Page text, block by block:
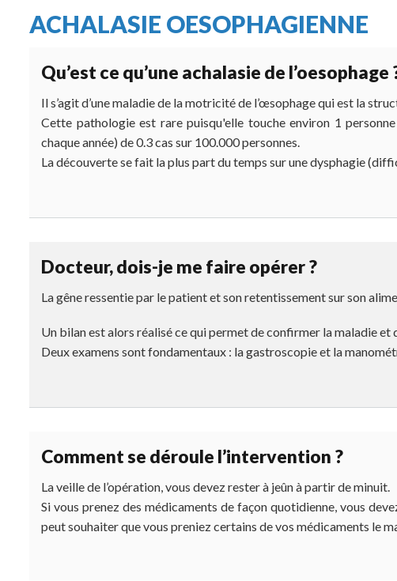
d'Ariane
ACHALASIE OESOPHAGIENNE
Qu’est ce qu’une achalasie de l’oesophage
Il s’agit d’une maladie de la motricité de l’œsophage qui est la
Cette pathologie est rare puisqu'elle touche environ 1
chaque année) de 0.3 cas sur 100.000 personnes.
La découverte se fait la plus part du temps sur une dysphagie
Docteur, dois-je me faire opérer ?
La gêne ressentie par le patient et son retentissement sur son
Un bilan est alors réalisé ce qui permet de confirmer la maladie
Deux examens sont fondamentaux : la gastroscopie et la
Comment se déroule l’intervention ?
La veille de l’opération, vous devez rester à jeûn à partir de minuit.
Si vous prenez des médicaments de façon quotidienne, vous
peut souhaiter que vous preniez certains de vos médicaments le